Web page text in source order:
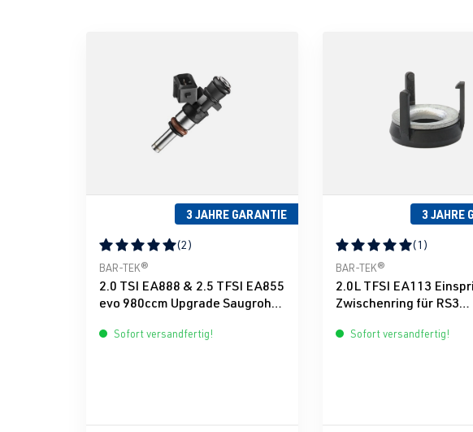
3 JAHRE GARANTIE
Durchschnittliche Bewertung von 5 von 5 Sternen
(2)
BAR-TEK®
2.0 TSI EA888 & 2.5 TFSI EA855
evo 980ccm Upgrade Saugrohr
Sofort versandfertig!
3 JAHRE
Durchschnittliche
(1)
BAR-TEK®
2.0L TFSI EA113
Zwischenring für RS3
Sofort versandfertig!